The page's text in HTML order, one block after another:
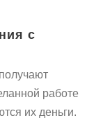
с
работе
их деньги.